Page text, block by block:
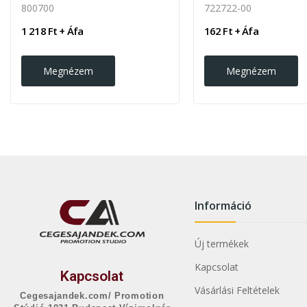
800700
1 218 Ft + Áfa
Megnézem
722722-00
162 Ft + Áfa
Megnézem
Kapcsolat
Cegesajandek.com/ Promotion
Információ
Új termékek
Kapcsolat
Vásárlási Feltételek